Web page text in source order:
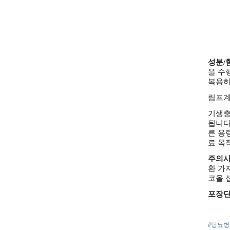
성분/
을 수
복용
림프
기생
됩니
른 용
료 목
주의
환 가
코올
포장
#당뇨병